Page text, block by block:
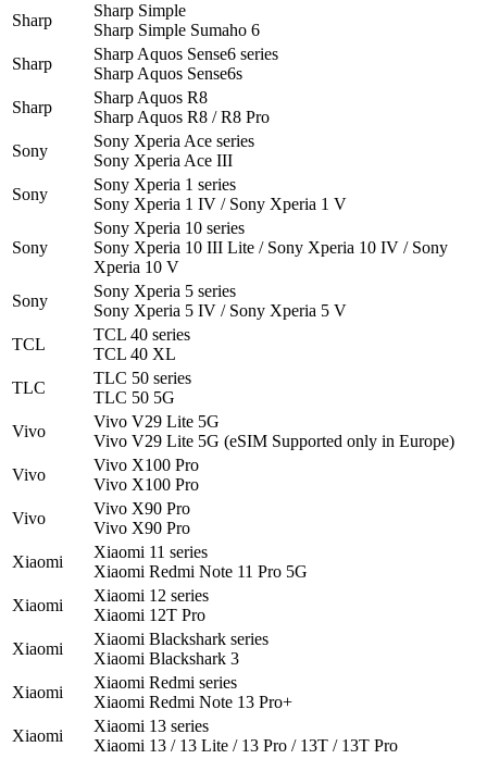
Sharp
Sharp Simple
Sharp Simple Sumaho 6
Sharp
Sharp Aquos Sense6 series
Sharp Aquos Sense6s
Sharp
Sharp Aquos R8
Sharp Aquos R8 / R8 Pro
Sony
Sony Xperia Ace series
Sony Xperia Ace III
Sony
Sony Xperia 1 series
Sony Xperia 1 IV / Sony Xperia 1 V
Sony
Sony Xperia 10 series
Sony Xperia 10 III Lite / Sony Xperia 10 IV / Sony
Xperia 10 V
Sony
Sony Xperia 5 series
Sony Xperia 5 IV / Sony Xperia 5 V
TCL
TCL 40 series
TCL 40 XL
TLC
TLC 50 series
TLC 50 5G
Vivo
Vivo V29 Lite 5G
Vivo V29 Lite 5G (eSIM Supported only in Europe)
Vivo
Vivo X100 Pro
Vivo X100 Pro
Vivo
Vivo X90 Pro
Vivo X90 Pro
Xiaomi
Xiaomi 11 series
Xiaomi Redmi Note 11 Pro 5G
Xiaomi
Xiaomi 12 series
Xiaomi 12T Pro
Xiaomi
Xiaomi Blackshark series
Xiaomi Blackshark 3
Xiaomi
Xiaomi Redmi series
Xiaomi Redmi Note 13 Pro+
Xiaomi
Xiaomi 13 series
Xiaomi 13 / 13 Lite / 13 Pro / 13T / 13T Pro